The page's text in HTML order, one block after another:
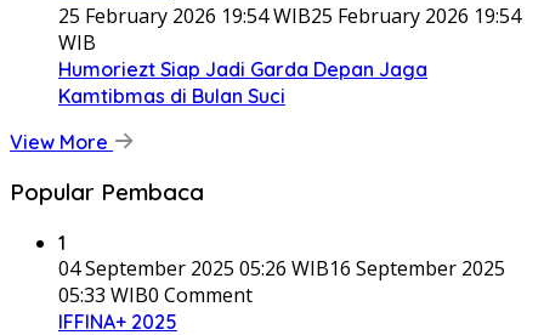
25 February 2026 19:54 WIB25 February 2026 19:54
WIB
Humoriezt Siap Jadi Garda Depan Jaga
Kamtibmas di Bulan Suci
View More
Popular Pembaca
1
04 September 2025 05:26 WIB16 September 2025
05:33 WIB0 Comment
IFFINA+ 2025